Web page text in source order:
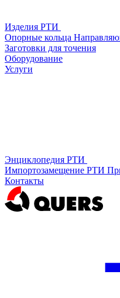
Изделия РТИ
Опорные кольца
Заготовки для точения
Оборудование
Услуги
Энциклопедия РТИ
Импортозамещение РТИ
Контакты